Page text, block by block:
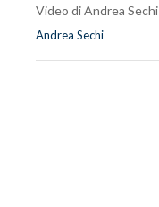
Video di Andrea Sechi
Andrea Sechi